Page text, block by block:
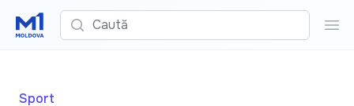
Caută
Sport